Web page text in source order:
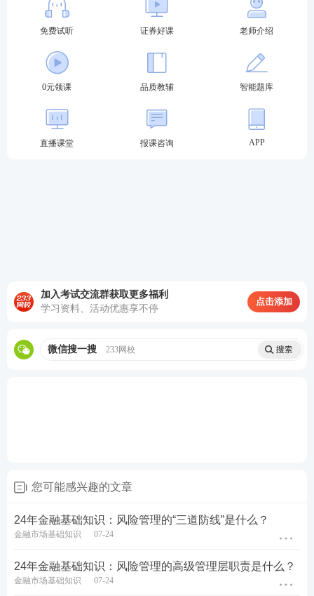
免费试听 证券好课 老师介绍
0元领课 品质教辅 智能题库
直播课堂 报课咨询 APP
加入考试交流群获取更多福利
学习资料、活动优惠享不停
点击添加
微信搜一搜 233网校
您可能感兴趣的文章
24年金融基础知识：风险管理的“三道防线”是什么？
金融市场基础知识 07-24
24年金融基础知识：风险管理的高级管理层职责是什么？
金融市场基础知识 07-24